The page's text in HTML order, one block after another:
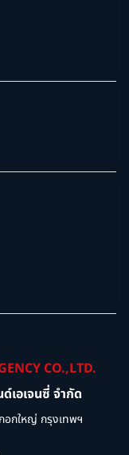
CO.,LTD.
เอเจนซี่ จำกัด
กใหญ่ กรุงเทพฯ